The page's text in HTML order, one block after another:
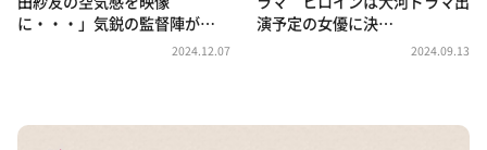
これ余談なんですけど・・・
～人生密着トークバラエティ！～ やすとものいたっ
に・・・」気鋭の監督陣が…
2024.12.07
演予定の女優に決…
2024.09.13